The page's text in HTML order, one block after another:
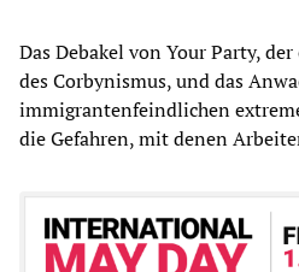
Das Debakel von Your Party,
des Corbynismus, und das
immigrantenfeindlichen
die Gefahren, mit denen